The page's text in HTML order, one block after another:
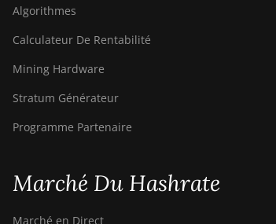
Algorithmes
Calculateur De Rentabilité
Mining Hardware
Stratum Générateur
Programme Partenaire
Marché Du Hashrate
Marché en Direct